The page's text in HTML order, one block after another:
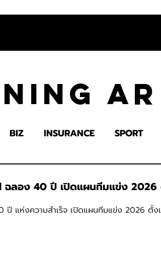
BIZ INSURANCE SPORT
ฉลอง 40 ปี เปิดแผนทีมแข่ง 2026
แห่งความสำเร็จ เปิดแผนทีมแข่ง 2026 ตั้ง